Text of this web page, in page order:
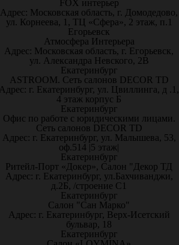
FOX интерьер
Адрес: Московская область, г. Домодедово,
ул. Корнеева, 1, ТЦ «Сфера», 2 этаж, п.1
Егорьевск
Атмосфера Интерьера
Адрес: Московская область, г. Егорьевск,
ул. Александра Невского, 2В
Екатеринбург
ASTROOM. Сеть салонов DECOR TD
г. Екатеринбург, ул. Цвиллинга, д .1,
4 этаж корпус Б
Екатеринбург
Офис по работе с юридическими лицами.
Сеть салонов DECOR TD
Адрес: г. Екатеринбург, ул. Малышева, 53,
оф.514 |5 этаж|
Екатеринбург
Ритейл-Порт «Докер», Салон "Декор ТД
Адрес: г. Екатеринбург, ул.Бахчиванджи,
д.2Б, /строение С1
Екатеринбург
Салон "Сан Марко"
Адрес: г. Екатеринбург, Верх-Исетский
бульвар, 18
Екатеринбург